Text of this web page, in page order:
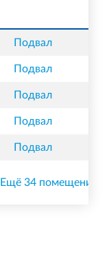
Подвал
Подвал
Подвал
Подвал
Подвал
Ещё 34 помещения